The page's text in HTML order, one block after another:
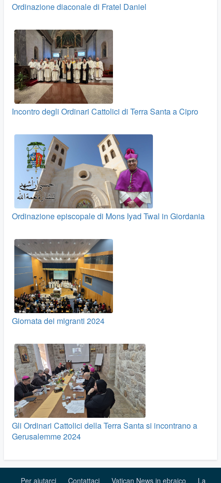
Ordinazione diaconale di Fratel Daniel
Incontro degli Ordinari Cattolici di Terra Santa a Cipro
Ordinazione episcopale di Mons Iyad Twal in Giordania
Giornata dei migranti 2024
Gli Ordinari Cattolici della Terra Santa si incontrano a
Gerusalemme 2024
Per aiutarci Contattaci Vatican News in ebraico La